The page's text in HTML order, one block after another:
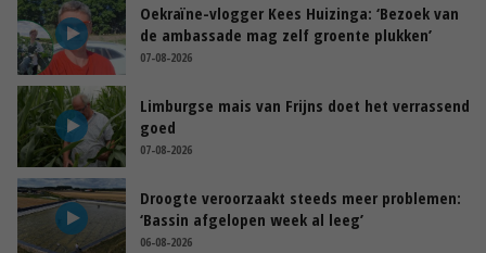
Oekraïne-vlogger Kees Huizinga: ‘Bezoek van
de ambassade mag zelf groente plukken’
07-08-2026
Limburgse mais van Frijns doet het verrassend
goed
07-08-2026
Droogte veroorzaakt steeds meer problemen:
‘Bassin afgelopen week al leeg’
06-08-2026